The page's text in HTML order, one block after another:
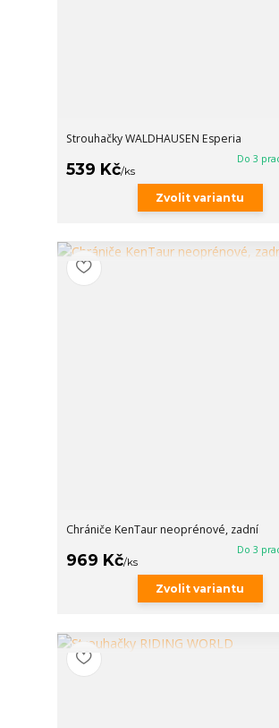
Strouhačky WALDHAUSEN Esperia
539 Kč/ks
Do 3
Zvolit variantu
Chrániče KenTaur neoprénové, zadní
969 Kč/ks
Do 3
Zvolit variantu